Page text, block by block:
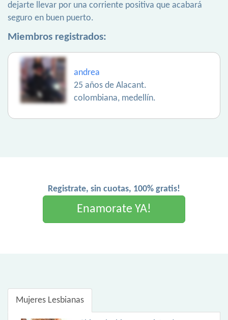
dejarte llevar por una corriente positiva que acabará
seguro en buen puerto.
Miembros registrados:
andrea
25 años de Alacant.
colombiana, medellín.
Registrate, sin cuotas, 100% gratis!
Enamorate YA!
Mujeres Lesbianas